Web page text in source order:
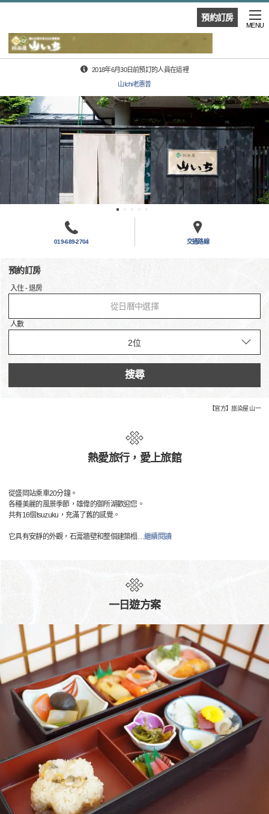
預約訂房
MENU
2018年6月30日前預訂的人員在這裡
山Ichi老惠普
019-689-2704 交通路線
預約訂房
入住 - 退房
從日曆中選擇
人數
搜尋
【官方】旅染屋 山一
熱愛旅行，愛上旅館
從盛岡站乘車20分鐘。
各種美麗的風景季節，雄偉的御所湖歡迎您。
共有16個tsuzuku，充滿了舊的感覺。
它具有安靜的外觀，石膏牆壁和整個建築榻…繼續閱讀
一日遊方案